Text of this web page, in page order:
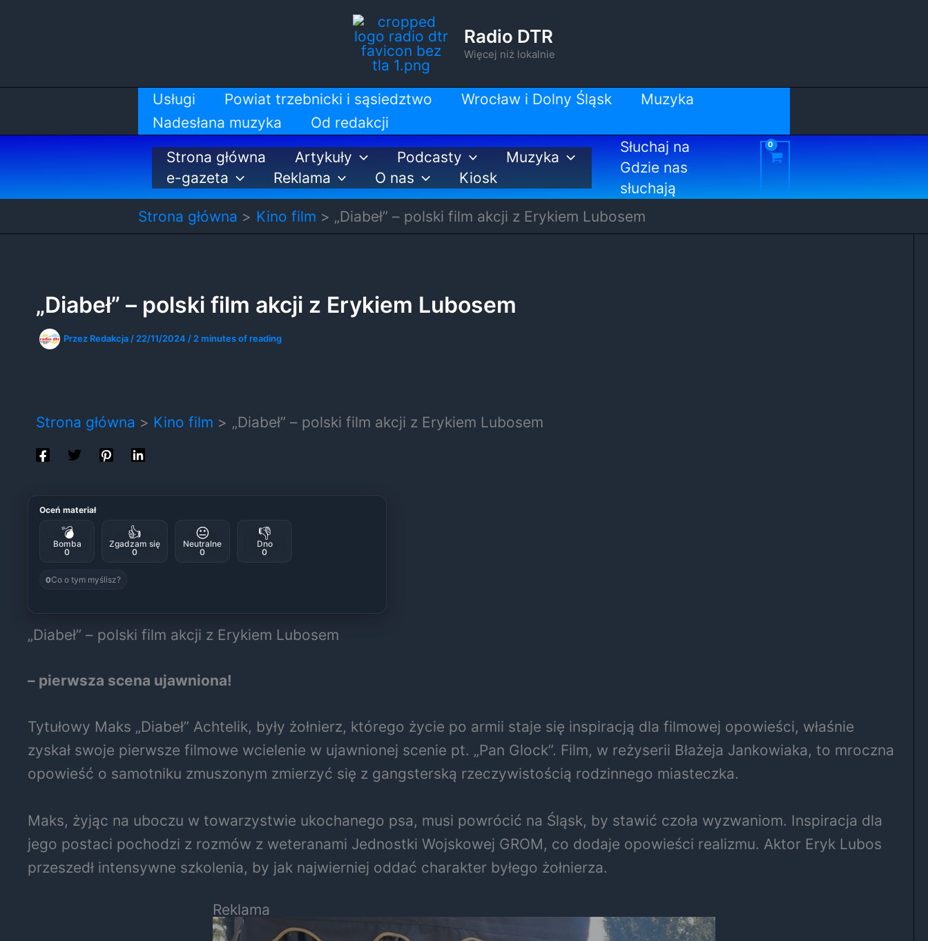
Radio DTR
Więcej niż lokalnie
Usługi Powiat trzebnicki i sąsiedztwo Wrocław i Dolny Śląsk
Muzyka
Nadesłana muzyka
Od redakcji
Strona główna
Artykuły Podcasty
Muzyka
e-gazeta
Reklama O nas Kiosk
Słuchaj na
Gdzie nas
słuchają
Strona główna
Kino film „Diabeł” – polski film akcji z Erykiem Lubosem
„Diabeł” – polski film akcji z Erykiem Lubosem
Przez Redakcja / 22/11/2024 / 2 minutes of reading
Strona główna Kino film „Diabeł” – polski film akcji z Erykiem Lubosem
Oceń materiał
💣
Bomba
0
👍
Zgadzam się
0
😐
Neutralne
0
👎
Dno
0
0Co o tym myślisz?
„Diabeł” – polski film akcji z Erykiem Lubosem
– pierwsza scena ujawniona!
Tytułowy Maks „Diabeł” Achtelik, były żołnierz, którego życie po armii staje się inspiracją dla filmowej opowieści, właśnie
zyskał swoje pierwsze filmowe wcielenie w ujawnionej scenie pt. „Pan Glock”. Film, w reżyserii Błażeja Jankowiaka, to mroczna
opowieść o samotniku zmuszonym zmierzyć się z gangsterską rzeczywistością rodzinnego miasteczka.
Maks, żyjąc na uboczu w towarzystwie ukochanego psa, musi powrócić na Śląsk, by stawić czoła wyzwaniom. Inspiracja dla
jego postaci pochodzi z rozmów z weteranami Jednostki Wojskowej GROM, co dodaje opowieści realizmu. Aktor Eryk Lubos
przeszedł intensywne szkolenia, by jak najwierniej oddać charakter byłego żołnierza.
Reklama